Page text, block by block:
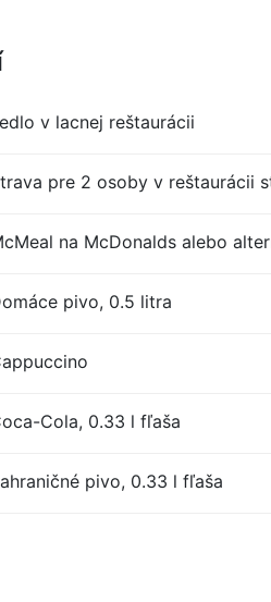
v lacnej reštaurácii
pre 2 osoby v reštaurácii
na McDonalds alebo
pivo, 0.5 litra
Cola, 0.33 l fľaša
pivo, 0.33 l fľaša